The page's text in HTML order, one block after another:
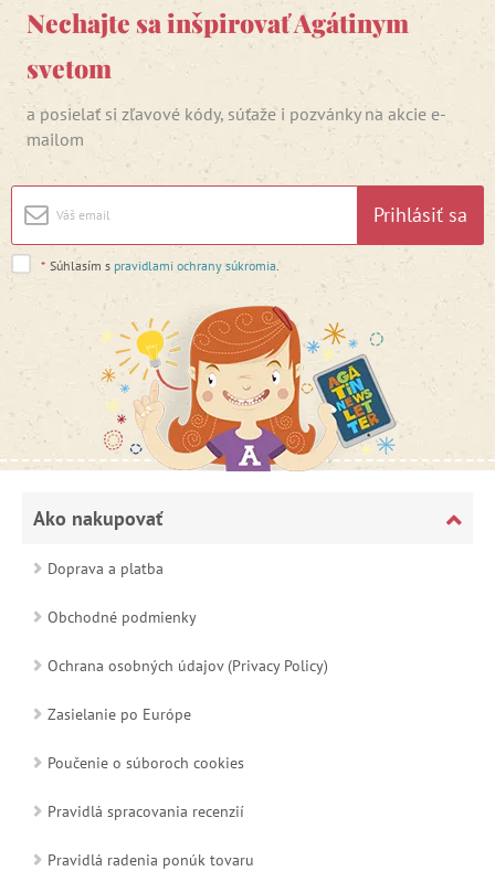
Nechajte sa inšpirovať Agátinym
svetom
a posielať si zľavové kódy, súťaže i pozvánky na akcie e-
mailom
Prihlásiť sa
* Súhlasím s pravidlami ochrany súkromia
Ako nakupovať
Doprava a platba
Obchodné podmienky
Ochrana osobných údajov (Privacy Policy)
Zasielanie po Európe
Poučenie o súboroch cookies
Pravidlá spracovania recenzií
Pravidlá radenia ponúk tovaru